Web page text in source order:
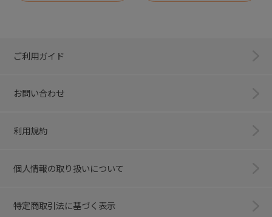
ご利用ガイド
お問い合わせ
利用規約
個人情報の取り扱いについて
特定商取引法に基づく表示